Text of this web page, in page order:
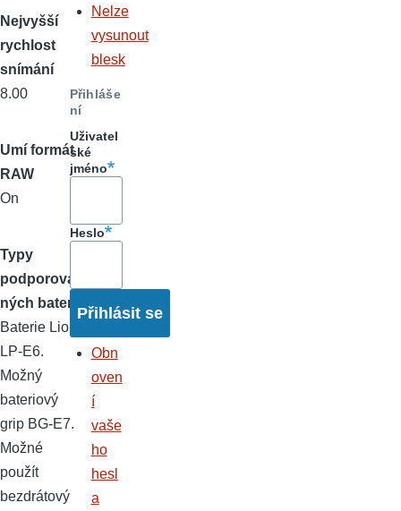
Nejvyšší
rychlost
snímání
8.00
Umí formát
RAW
On
Typy
podporova
ných baterií
Baterie Lion
LP-E6.
Možný
bateriový
grip BG-E7.
Možné
použít
bezdrátový
Nelze
vysunout
blesk
Přihláše
ní
Uživatel
ské
jméno
Heslo
Obn
oven
í
vaše
ho
hesl
a